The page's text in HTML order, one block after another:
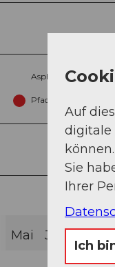
Asphalt (9%)
Pfad (1%)
Mai Jun
Auf
digitale
Sie
Ihrer
Ich